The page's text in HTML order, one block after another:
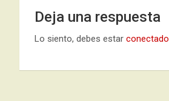
Deja una respuesta
Lo siento, debes estar conectado